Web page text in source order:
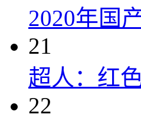
2020年国
21
超人：红
22